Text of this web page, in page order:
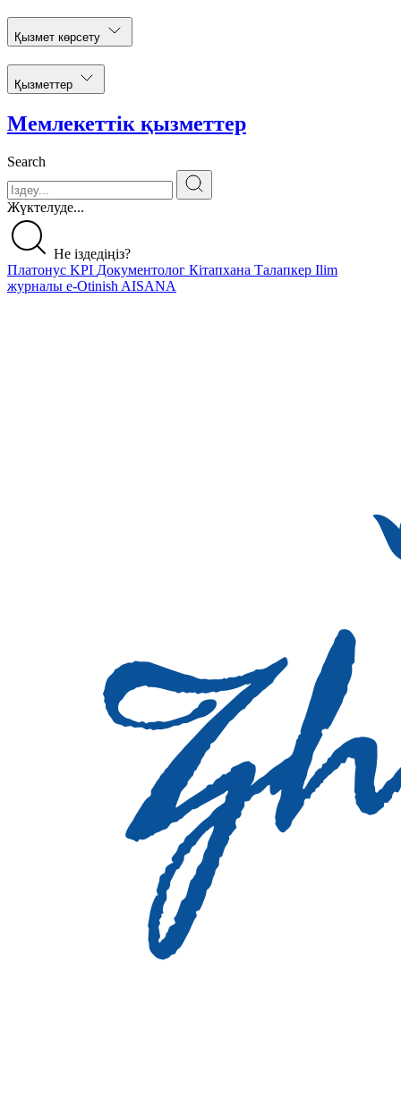
Қызмет көрсету
Қызметтер
Мемлекеттік қызметтер
Search
Жүктелуде...
Не іздедіңіз?
Платонус KPI Документолог Кітапхана Талапкер Ilim
журналы e-Otinish AISANA